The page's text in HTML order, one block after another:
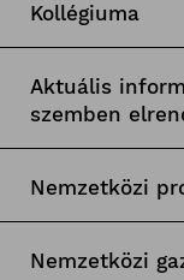
Kollégiuma
Aktuális
szemben
Nemzetközi
Nemzetközi